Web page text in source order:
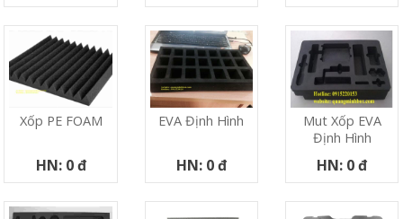
Xốp PE FOAM
HN: 0 đ
EVA Định Hình
HN: 0 đ
Mut Xốp EVA
Định Hình
HN: 0 đ